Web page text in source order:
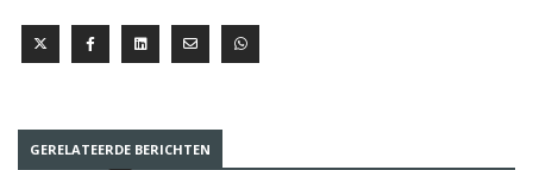
GERELATEERDE BERICHTEN